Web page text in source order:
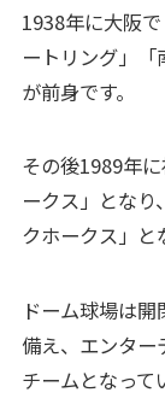
1938年に大阪
ートリング」
が前身です。
その後1989年
ークス」とな
クホークス」と
ドーム球場は
備え、エンタ
チームとなって